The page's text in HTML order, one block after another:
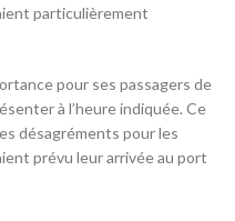
particulièrement
pour ses passagers de
à l’heure indiquée. Ce
désagréments pour les
prévu leur arrivée au port